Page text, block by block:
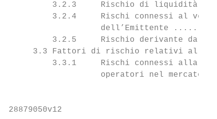
3.2.3     Rischio di liquidità
3.2.4     Rischi connessi al
dell’Emittente
3.2.5     Rischio derivante
3.3 Fattori di rischio relativi al
3.3.1     Rischi connessi alla
operatori nel mercato
28879050v12